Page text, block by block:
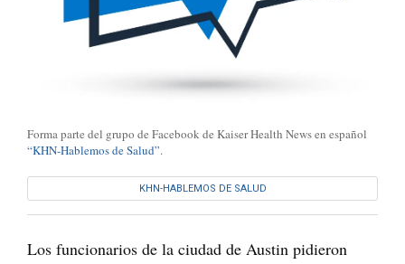
Forma parte del grupo de Facebook de Kaiser Health News en español
“KHN-Hablemos de Salud”.
KHN-HABLEMOS DE SALUD
Los funcionarios de la ciudad de Austin pidieron